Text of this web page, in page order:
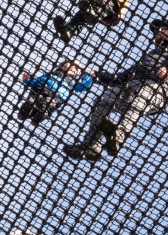
UNGLEICHHEIT UND
MACHT
EUROPA